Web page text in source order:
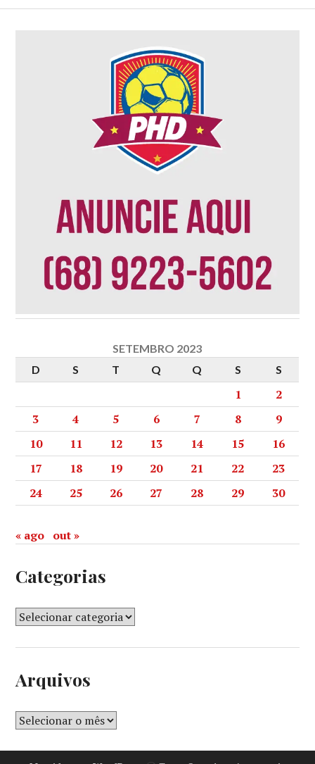
SETEMBRO 2023
D
S T Q Q S S
1
2
3
4 5 6 7 8
9
10
11 12 13 14 15
16
17
18 19 20 21 22
23
24
25 26 27 28 29 30
« ago out »
Categorias
Arquivos